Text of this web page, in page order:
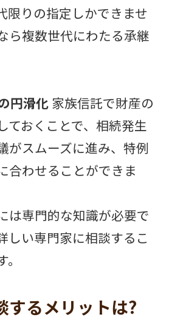
限りの指定しかできませ
ら複数世代にわたる承継
円滑化 家族信託で財産の
ておくことで、相続発生
がスムーズに進み、特例
合わせることができま
は専門的な知識が必要で
しい専門家に相談するこ
するメリットは?